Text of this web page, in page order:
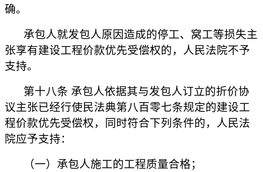
确。
承包人就发包人原因造成的停工、窝工等损失主
张享有建设工程价款优先受偿权的，人民法院不予
支持。
第十八条 承包人依据其与发包人订立的折价协
议主张已经行使民法典第八百零七条规定的建设工
程价款优先受偿权，同时符合下列条件的，人民法
院应予支持：
（一）承包人施工的工程质量合格；